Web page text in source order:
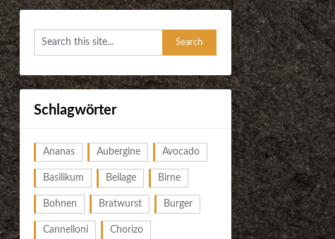
Schlagwörter
Ananas Aubergine Avocado
Basilikum Beilage Birne
Bohnen Bratwurst Burger
Cannelloni Chorizo